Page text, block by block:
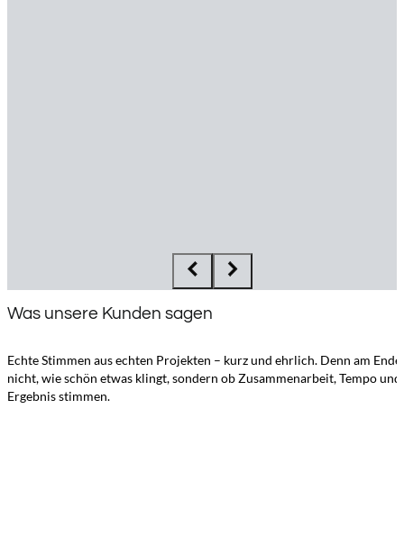
Was unsere Kunden sagen
Echte Stimmen aus echten Projekten – kurz und ehrlich. Denn am
nicht, wie schön etwas klingt, sondern ob Zusammenarbeit, Tempo und
Ergebnis stimmen.